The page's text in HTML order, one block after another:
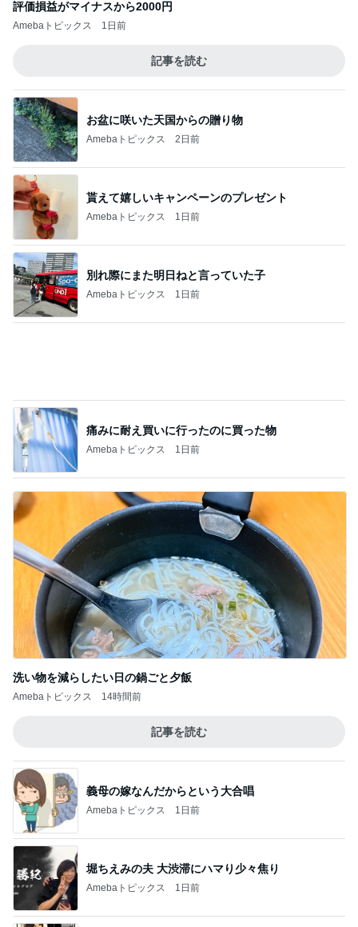
Amebaトピックス 1日前
別れ際にまた明日ねと言っていた子
Amebaトピックス 1日前
痛みに耐え買いに行ったのに買った物
Amebaトピックス 1日前
洗い物を減らしたい日の鍋ごと夕飯
Amebaトピックス 14時間前
記事を読む
義母の嫁なんだからという大合唱
Amebaトピックス 1日前
Amebaトピックス 1日前
仏壇を拝む母が突然口にした言葉
Amebaトピックス 2日前